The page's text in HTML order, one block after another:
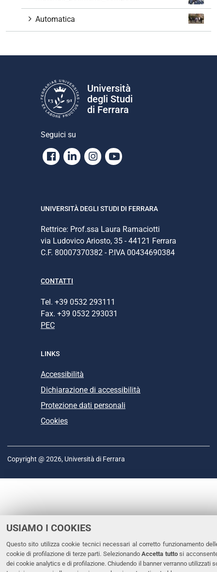
USIAMO I COOKIES
Questo sito utilizza cookie tecnici necessari al corretto funzionamento
cookie di profilazione di terze parti. SelezionandoAccetta tuttosi
dei cookie analytics e di profilazione. Chiudendo il banner verranno utilizzati
Automatica
Università
degli Studi
di Ferrara
Seguici su
Facebook
LinkedinInstagram
Youtube
UNIVERSITÀ DEGLI STUDI DI FERRARA
Rettrice: Prof.ssa Laura Ramaciotti
via Ludovico Ariosto, 35 - 44121 Ferrara
C.F. 80007370382 - P.IVA 00434690384
CONTATTI
Tel. +39 0532 293111
Fax. +39 0532 293031
PEC
LINKS
Accessibilità
Dichiarazione di accessibilità
Protezione dati personali
Cookies
Copyright @ 2026, Università di Ferrara